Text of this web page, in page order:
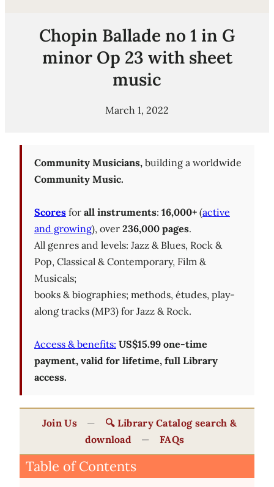
Chopin Ballade no 1 in G
minor Op 23 with sheet
music
March 1, 2022
Community Musicians, building a worldwide
Community Music.
Scores for all instruments: 16,000+ (active
and growing), over 236,000 pages.
All genres and levels: Jazz & Blues, Rock &
Pop, Classical & Contemporary, Film &
Musicals;
books & biographies; methods, études, play-
along tracks (MP3) for Jazz & Rock.
Access & benefits: US$15.99 one-time
payment, valid for lifetime, full Library
access.
Join Us —
🔍 Library Catalog search &
download
— FAQs
Table of Contents